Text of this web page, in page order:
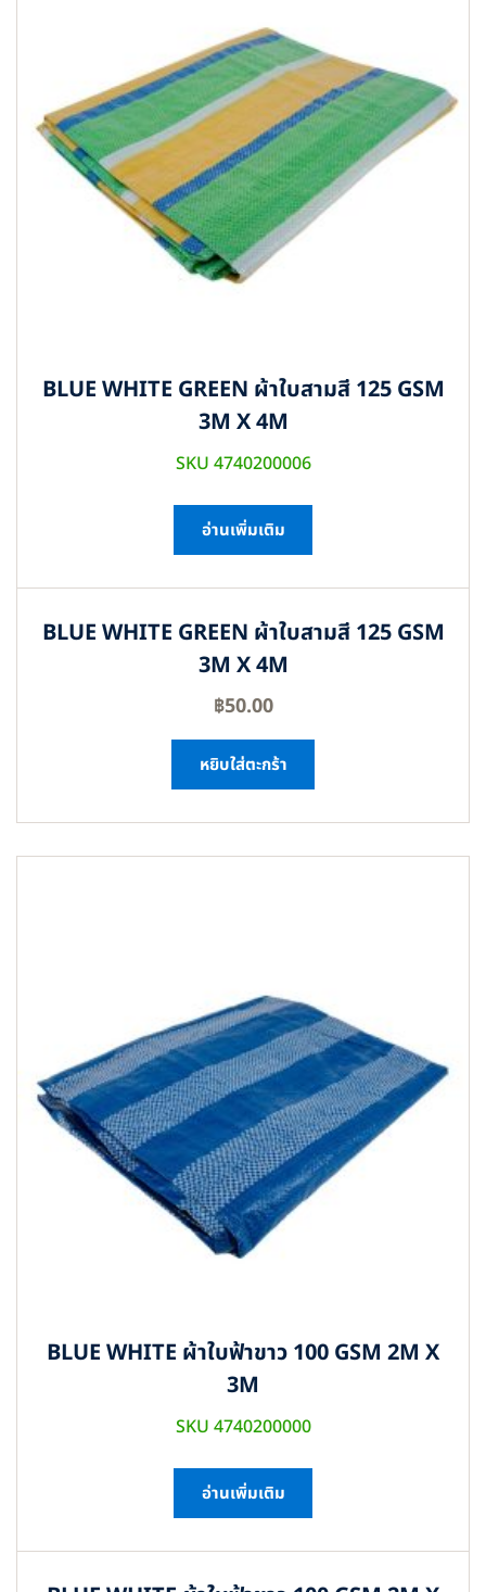
BLUE WHITE GREEN ผ้าใบสามสี 125 GSM
3M X 4M
SKU 4740200006
อ่านเพิ่มเติม
BLUE WHITE GREEN ผ้าใบสามสี 125 GSM
3M X 4M
฿50.00
หยิบใส่ตะกร้า
BLUE WHITE ผ้าใบฟ้าขาว 100 GSM 2M X
3M
SKU 4740200000
อ่านเพิ่มเติม